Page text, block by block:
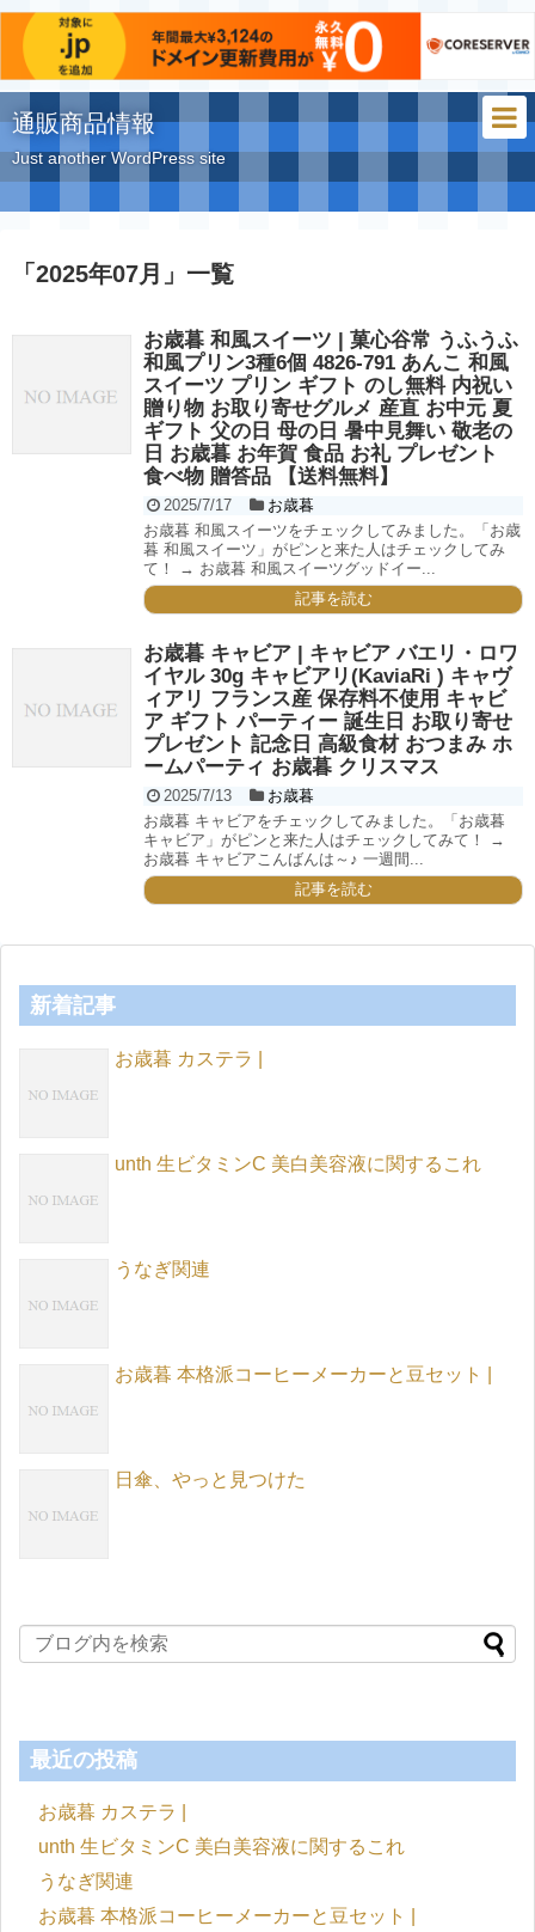
通販商品情報
Just another WordPress site
「 2025年07月 」 一覧
お歳暮 和風スイーツ | 菓心谷常 うふうふ
和風プリン3種6個 4826-791 あんこ 和風
スイーツ プリン ギフト のし無料 内祝い
贈り物 お取り寄せグルメ 産直 お中元 夏
ギフト 父の日 母の日 暑中見舞い 敬老の
日 お歳暮 お年賀 食品 お礼 プレゼント
食べ物 贈答品 【送料無料】
2025/7/17
お歳暮
お歳暮 和風スイーツをチェックしてみました。「お歳
暮 和風スイーツ」がピンと来た人はチェックしてみ
て！ → お歳暮 和風スイーツグッドイー...
記事を読む
お歳暮 キャビア | キャビア バエリ・ロワ
イヤル 30g キャビアリ(KaviaRi ) キャヴ
ィアリ フランス産 保存料不使用 キャビ
ア ギフト パーティー 誕生日 お取り寄せ
プレゼント 記念日 高級食材 おつまみ ホ
ームパーティ お歳暮 クリスマス
2025/7/13
お歳暮
お歳暮 キャビアをチェックしてみました。「お歳暮
キャビア」がピンと来た人はチェックしてみて！ →
お歳暮 キャビアこんばんは～♪ 一週間...
記事を読む
新着記事
お歳暮 カステラ |
unth 生ビタミンC 美白美容液に関するこれ
うなぎ関連
お歳暮 本格派コーヒーメーカーと豆セット |
日傘、やっと見つけた
最近の投稿
お歳暮 カステラ |
unth 生ビタミンC 美白美容液に関するこれ
うなぎ関連
お歳暮 本格派コーヒーメーカーと豆セット |